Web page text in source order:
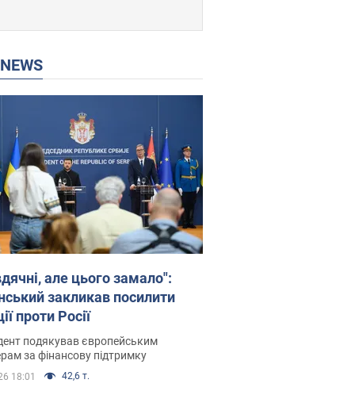
NEWS
але цього замало":
закликав посилити
проти Росії
подякував європейським
за фінансову підтримку
18:01 42,6 т.